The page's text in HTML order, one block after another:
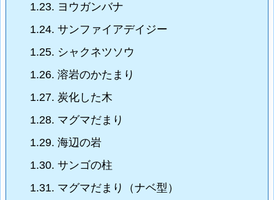
1.23. ヨウガンバナ
1.24. サンファイアデイジー
1.25. シャクネツソウ
1.26. 溶岩のかたまり
1.27. 炭化した木
1.28. マグマだまり
1.29. 海辺の岩
1.30. サンゴの柱
1.31. マグマだまり（ナベ型）